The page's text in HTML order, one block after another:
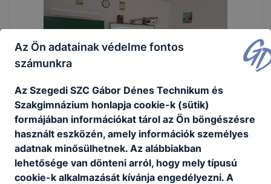
Az Ön adatainak védelme fontos
számunkra
Az Szegedi SZC Gábor Dénes Technikum és
Szakgimnázium honlapja cookie-k (sütik)
formájában információkat tárol az Ön böngészésre
használt eszközén, amely információk személyes
adatnak minősülhetnek. Az alábbiakban
lehetősége van dönteni arról, hogy mely típusú
cookie-k alkalmazását kívánja engedélyezni. A